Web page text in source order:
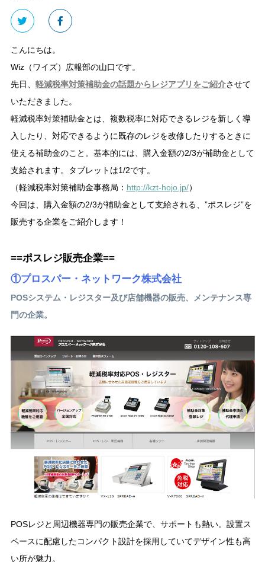
こんにちは。
Wiz（ワイズ）広報部の山口です。
先日、 軽減税率対策補助金の話題からレジアプリをご紹介させて
いただきました。
軽減税率対策補助金とは、複数税率に対応できるレジを新しく導
入したり、対応できるように既存のレジを改修したりするときに
使える補助金のこと。基本的には、購入金額の2/3が補助金として
支給されます。タブレットは1/2です。
（軽減税率対策補助金事務局： http://kzt-hojo.jp/）
今回は、購入金額の2/3が補助金として支給される、”ポスレジ”を
販売する企業をご紹介します！
==ポスレジ販売企業==
①プロスパー・ネットワーク株式会社
POSシステム・レジスター及び店舗機器の販売、メンテナンス専
門の企業。
POSレジと周辺機器専門の販売企業で、サポートも熱い。設置ス
ペースに配慮したコンパクト設計を採用していてデザイン性も高
い所が魅力。